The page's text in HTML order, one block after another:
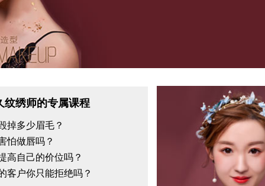
纹绣师的专属课程
掉多少眉毛？
怕做唇吗？
高自己的价位吗？
客户你只能拒绝吗？